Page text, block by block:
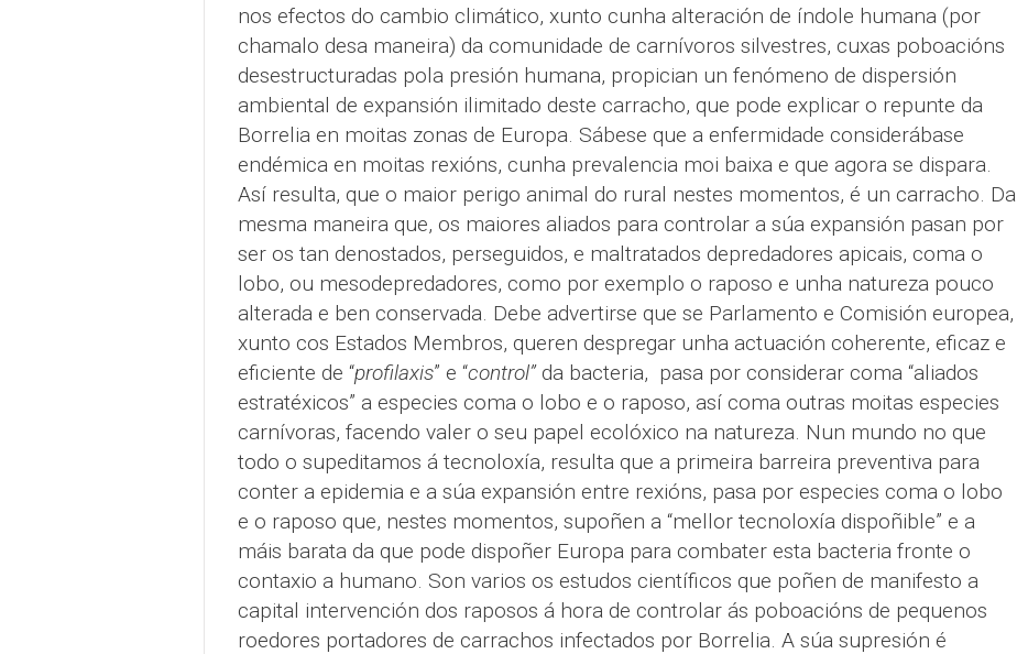
nos efectos do cambio climático, xunto cunha alteración de índole humana (por
chamalo desa maneira) da comunidade de carnívoros silvestres, cuxas poboacións
desestructuradas pola presión humana, propician un fenómeno de dispersión
ambiental de expansión ilimitado deste carracho, que pode explicar o repunte da
Borrelia en moitas zonas de Europa. Sábese que a enfermidade considerábase
endémica en moitas rexións, cunha prevalencia moi baixa e que agora se dispara.
Así resulta, que o maior perigo animal do rural nestes momentos, é un carracho. Da
mesma maneira que, os maiores aliados para controlar a súa expansión pasan por
ser os tan denostados, perseguidos, e maltratados depredadores apicais, coma o
lobo, ou mesodepredadores, como por exemplo o raposo e unha natureza pouco
alterada e ben conservada. Debe advertirse que se Parlamento e Comisión europea,
xunto cos Estados Membros, queren despregar unha actuación coherente, eficaz e
eficiente de “profilaxis” e “control”da bacteria, pasa por considerar coma “aliados
estratéxicos” a especies coma o lobo e o raposo, así coma outras moitas especies
carnívoras, facendo valer o seu papel ecolóxico na natureza. Nun mundo no que
todo o supeditamos á tecnoloxía, resulta que a primeira barreira preventiva para
conter a epidemia e a súa expansión entre rexións, pasa por especies coma o lobo
e o raposo que, nestes momentos, supoñen a “mellor tecnoloxía dispoñible” e a
máis barata da que pode dispoñer Europa para combater esta bacteria fronte o
contaxio a humano. Son varios os estudos científicos que poñen de manifesto a
capital intervención dos raposos á hora de controlar ás poboacións de pequenos
roedores portadores de carrachos infectados por Borrelia. A súa supresión é